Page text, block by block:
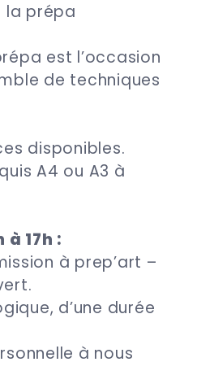
la prépa
est l’occasion
de techniques
disponibles.
A4 ou A3 à
17h :
à prep’art –
d’une durée
à nous